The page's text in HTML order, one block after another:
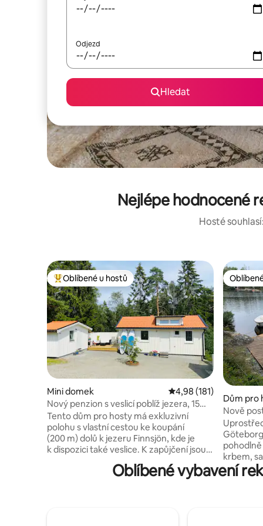
Odjezd
Hledat
Nejlépe hodnocené
Hosté
Nejlepší v kategorii Oblíbené u hostů
Oblíbené u hostů
Mini domek Průměrné hodnocení
4,98 (181)
Nový penzion s veslicí poblíž jezera, 15
minut od Göteborgu
Tento dům pro hosty má exkluzivní
polohu s vlastní cestou ke koupání
(200 m) dolů k jezeru Finnsjön, kde je
k dispozici také veslice. K zapůjčení jsou
koupání, běžecké stezky, stezky
s elektrickým osvětlením, venkovní
Dům pro
Nově
vířivkou
krbem,
Kolem
je útulná
Oblíbené vybavení